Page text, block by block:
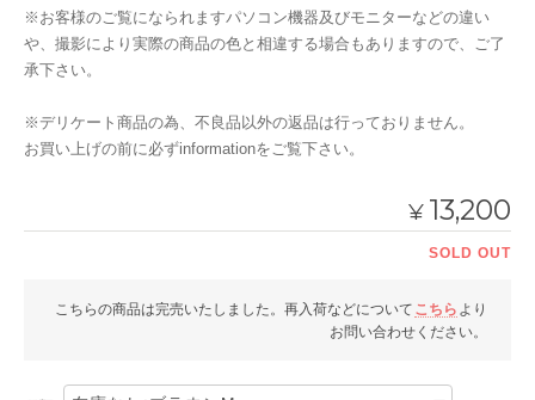
※お客様のご覧になられますパソコン機器及びモニターなどの違い
や、撮影により実際の商品の色と相違する場合もありますので、ご了
承下さい。
※デリケート商品の為、不良品以外の返品は行っておりません。
お買い上げの前に必ずinformationをご覧下さい。
¥ 13,200
SOLD OUT
こちらの商品は完売いたしました。再入荷などについて こちら より
お問い合わせください。